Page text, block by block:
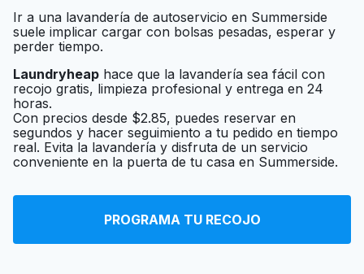
Senter Laundromat Ir al sitio web
Senter Coin-Op
Laundromat
Ir al sitio web
Big Washers - Big
Dryers
Ir al sitio web
Ace Laundromat Ir al sitio web
Ir a una lavandería de autoservicio en Summerside
suele implicar cargar con bolsas pesadas, esperar y
perder tiempo.
Laundryheap hace que la lavandería sea fácil con
recojo gratis, limpieza profesional y entrega en 24
horas.
Con precios desde $2.85, puedes reservar en
segundos y hacer seguimiento a tu pedido en tiempo
real. Evita la lavandería y disfruta de un servicio
conveniente en la puerta de tu casa en Summerside.
PROGRAMA TU RECOJO